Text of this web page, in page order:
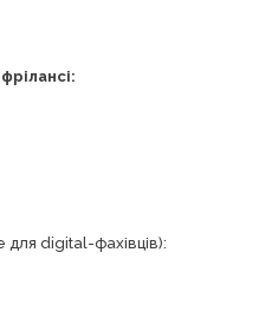
digital-фахівців):